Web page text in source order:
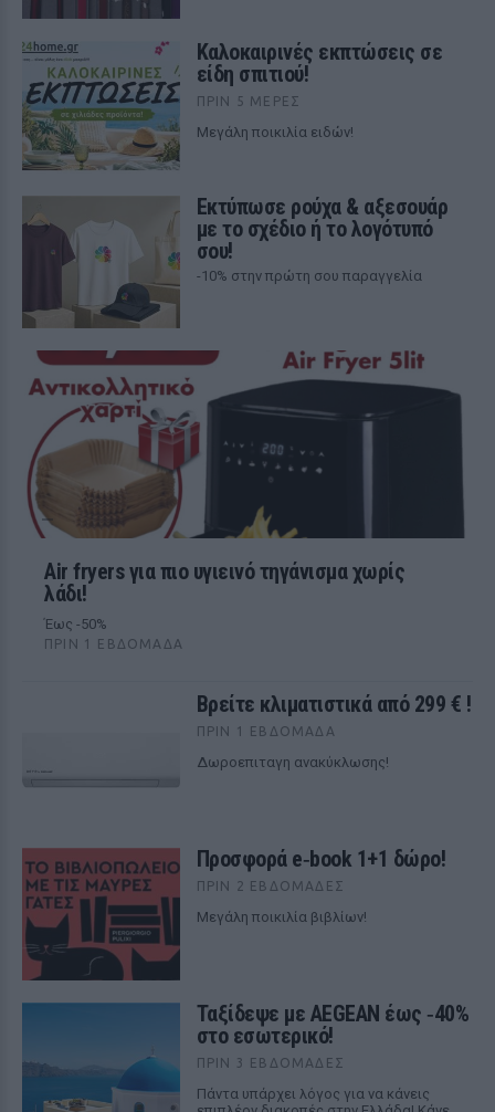
Καλοκαιρινές εκπτώσεις σε
είδη σπιτιού!
ΠΡΙΝ 5 ΜΈΡΕΣ
Μεγάλη ποικιλία ειδών!
Εκτύπωσε ρούχα & αξεσουάρ
με το σχέδιο ή το λογότυπό
σου!
-10% στην πρώτη σου παραγγελία
Air fryers για πιο υγιεινό τηγάνισμα χωρίς
λάδι!
Έως -50%
ΠΡΙΝ 1 ΕΒΔΟΜΆΔΑ
Βρείτε κλιματιστικά από 299 € !
ΠΡΙΝ 1 ΕΒΔΟΜΆΔΑ
Δωροεπιταγη ανακύκλωσης!
Προσφορά e‑book 1+1 δώρο!
ΠΡΙΝ 2 ΕΒΔΟΜΆΔΕΣ
Μεγάλη ποικιλία βιβλίων!
Ταξίδεψε με AEGEAN έως ‑40%
στο εσωτερικό!
ΠΡΙΝ 3 ΕΒΔΟΜΆΔΕΣ
Πάντα υπάρχει λόγος για να κάνεις